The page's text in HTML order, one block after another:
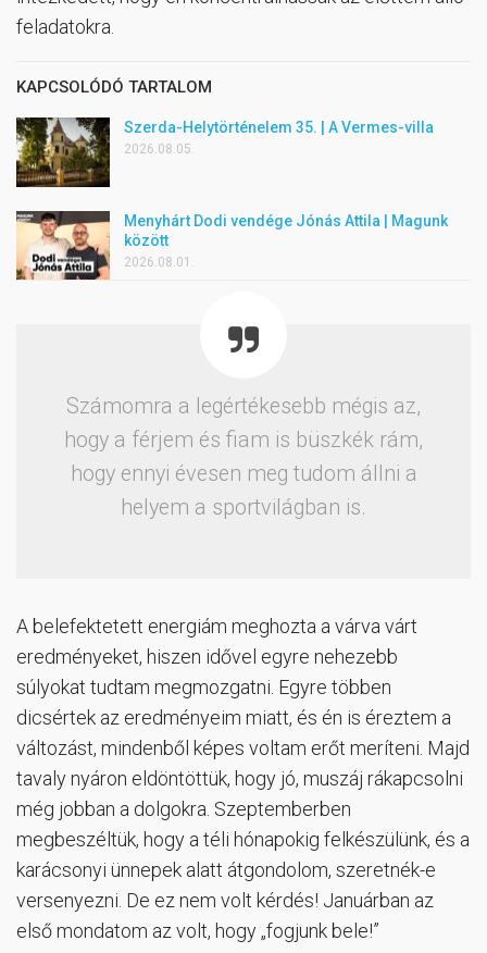
feladatokra.
KAPCSOLÓDÓ TARTALOM
Szerda-Helytörténelem 35. | A Vermes-villa
2026.08.05.
Menyhárt Dodi vendége Jónás Attila | Magunk
között
2026.08.01.
Számomra a legértékesebb mégis az,
hogy a férjem és fiam is büszkék rám,
hogy ennyi évesen meg tudom állni a
helyem a sportvilágban is.
A belefektetett energiám meghozta a várva várt
eredményeket, hiszen idővel egyre nehezebb
súlyokat tudtam megmozgatni. Egyre többen
dicsértek az eredményeim miatt, és én is éreztem a
változást, mindenből képes voltam erőt meríteni. Majd
tavaly nyáron eldöntöttük, hogy jó, muszáj rákapcsolni
még jobban a dolgokra. Szeptemberben
megbeszéltük, hogy a téli hónapokig felkészülünk, és a
karácsonyi ünnepek alatt átgondolom, szeretnék-e
versenyezni. De ez nem volt kérdés! Januárban az
első mondatom az volt, hogy „fogjunk bele!”